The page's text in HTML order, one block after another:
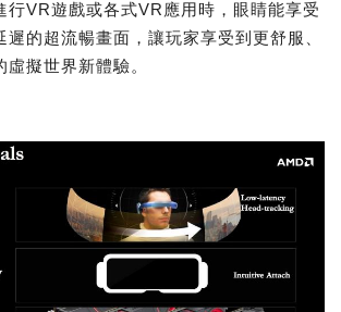
行VR遊戲或各式VR應用時，眼睛能享受
的超流暢畫面，讓玩家享受到更舒服、
擬世界新體驗。